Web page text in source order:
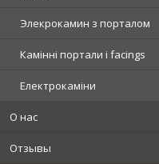
Элекрокамин з порталом
Камінні портали і facings
Електрокаміни
О нас
Отзывы